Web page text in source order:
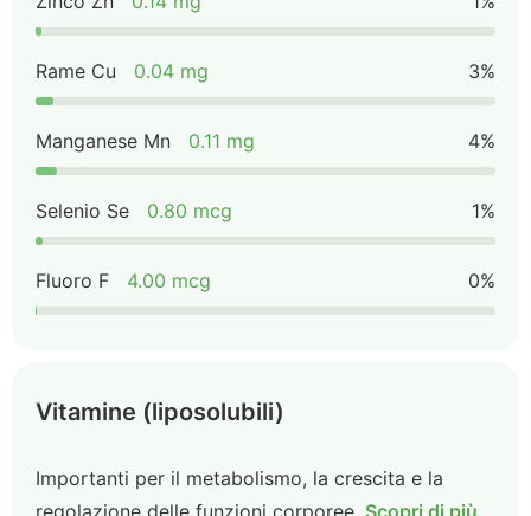
Rame Cu 0.04 mg 3%
Manganese Mn 0.11 mg 4%
Selenio Se 0.80 mcg 1%
Fluoro F 4.00 mcg 0%
Vitamine (liposolubili)
Importanti per il metabolismo, la crescita e la
regolazione delle funzioni corporee. Scopri di più